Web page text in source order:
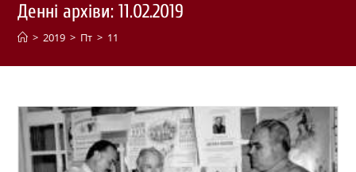
Денні архіви: 11.02.2019
> 2019 > Пт > 11